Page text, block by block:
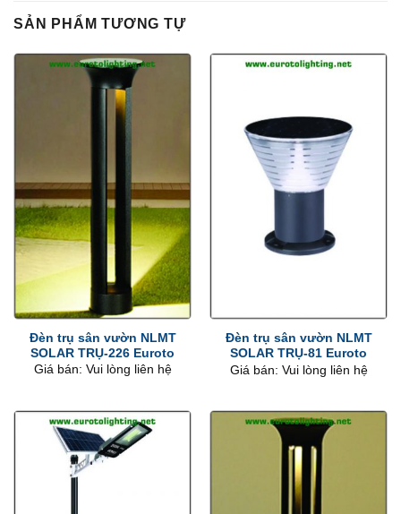
SẢN PHẨM TƯƠNG TỰ
Đèn trụ sân vườn NLMT
SOLAR TRỤ-226 Euroto
Giá bán: Vui lòng liên hệ
Đèn trụ sân vườn NLMT
SOLAR TRỤ-81 Euroto
Giá bán: Vui lòng liên hệ